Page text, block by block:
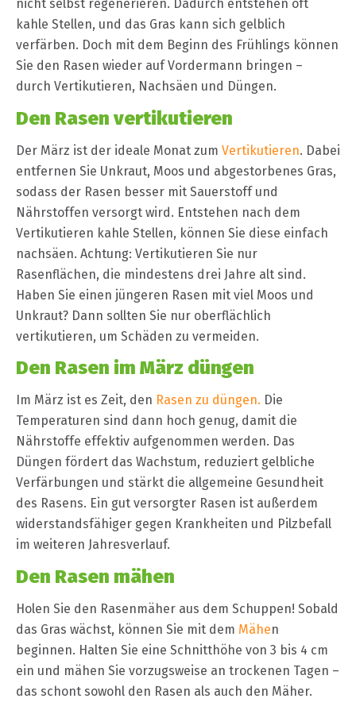
nicht selbst regenerieren. Dadurch entstehen oft
kahle Stellen, und das Gras kann sich gelblich
verfärben. Doch mit dem Beginn des Frühlings können
Sie den Rasen wieder auf Vordermann bringen –
durch Vertikutieren, Nachsäen und Düngen.
Den Rasen vertikutieren
Der März ist der ideale Monat zum Vertikutieren. Dabei
entfernen Sie Unkraut, Moos und abgestorbenes Gras,
sodass der Rasen besser mit Sauerstoff und
Nährstoffen versorgt wird. Entstehen nach dem
Vertikutieren kahle Stellen, können Sie diese einfach
nachsäen. Achtung: Vertikutieren Sie nur
Rasenflächen, die mindestens drei Jahre alt sind.
Haben Sie einen jüngeren Rasen mit viel Moos und
Unkraut? Dann sollten Sie nur oberflächlich
vertikutieren, um Schäden zu vermeiden.
Den Rasen im März düngen
Im März ist es Zeit, den Rasen zu düngen. Die
Temperaturen sind dann hoch genug, damit die
Nährstoffe effektiv aufgenommen werden. Das
Düngen fördert das Wachstum, reduziert gelbliche
Verfärbungen und stärkt die allgemeine Gesundheit
des Rasens. Ein gut versorgter Rasen ist außerdem
widerstandsfähiger gegen Krankheiten und Pilzbefall
im weiteren Jahresverlauf.
Den Rasen mähen
Holen Sie den Rasenmäher aus dem Schuppen! Sobald
das Gras wächst, können Sie mit dem Mähen
beginnen. Halten Sie eine Schnitthöhe von 3 bis 4 cm
ein und mähen Sie vorzugsweise an trockenen Tagen –
das schont sowohl den Rasen als auch den Mäher.